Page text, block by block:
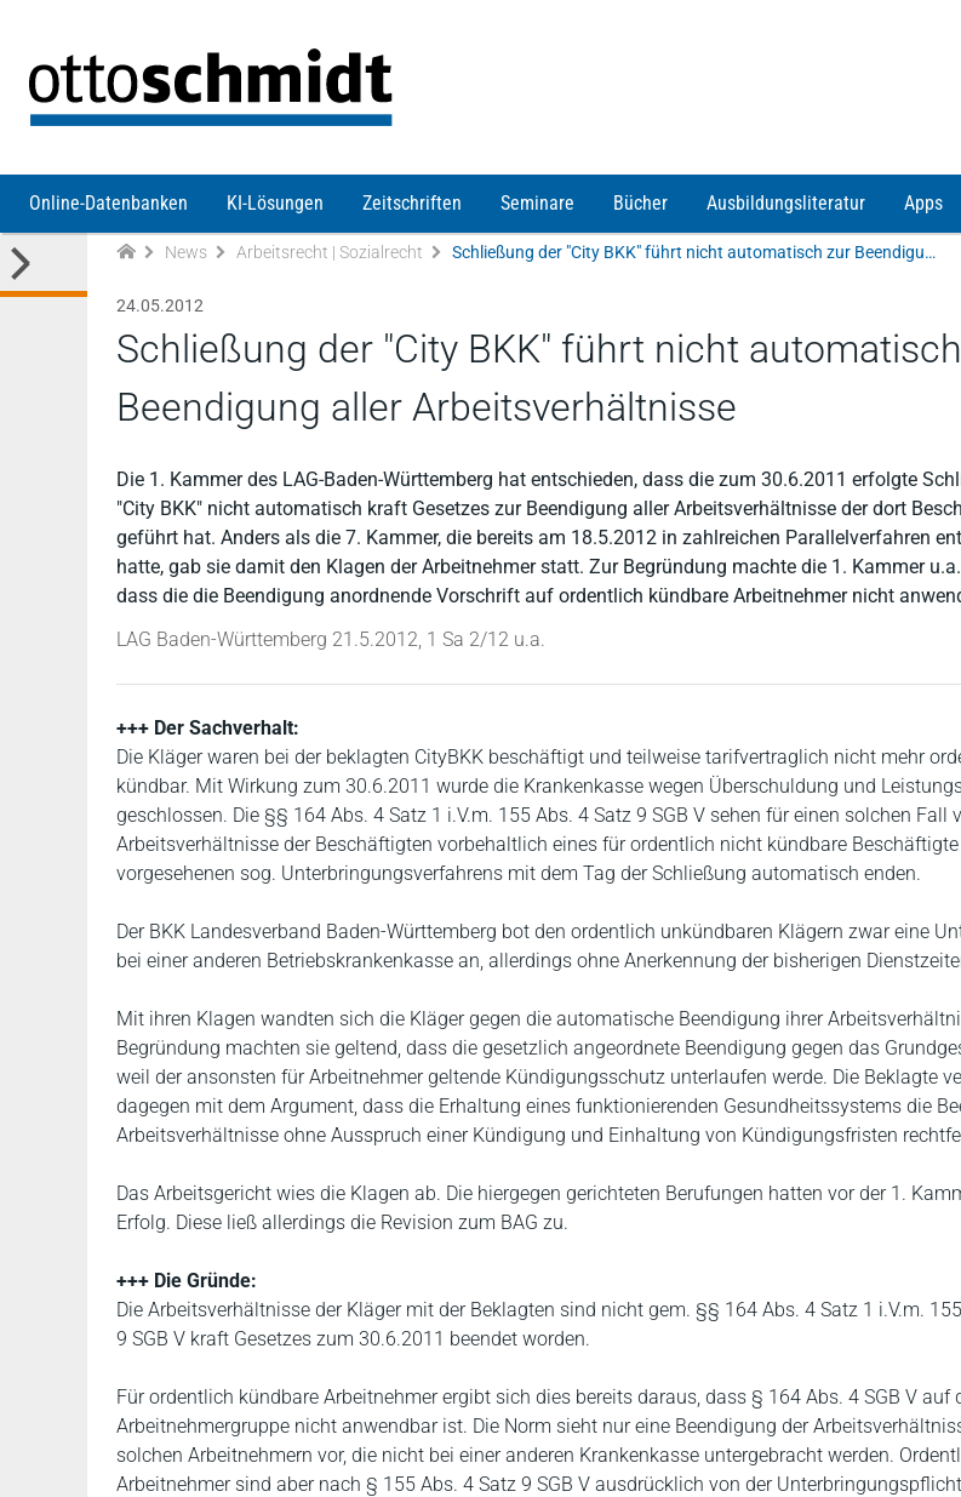
Online-Datenbanken KI-Lösungen Zeitschriften Seminare Bücher Ausbildungsliteratur Apps
News Arbeitsrecht | Sozialrecht Schließung der "City BKK" führt nicht automatisch zur Beendigung aller Arbeitsverhältnisse
24.05.2012
Schließung der "City BKK" führt nicht
Beendigung aller Arbeitsverhältnisse
Die 1. Kammer des LAG-Baden-Württemberg hat entschieden, dass die zum 30.6.2011 erfolgte
"City BKK" nicht automatisch kraft Gesetzes zur Beendigung aller Arbeitsverhältnisse der dort
geführt hat. Anders als die 7. Kammer, die bereits am 18.5.2012 in zahlreichen Parallelverfahren
hatte, gab sie damit den Klagen der Arbeitnehmer statt. Zur Begründung machte die 1. Kammer
dass die die Beendigung anordnende Vorschrift auf ordentlich kündbare Arbeitnehmer nicht
LAG Baden-Württemberg 21.5.2012, 1 Sa 2/12 u.a.
+++ Der Sachverhalt:
Die Kläger waren bei der beklagten CityBKK beschäftigt und teilweise tarifvertraglich nicht mehr
kündbar. Mit Wirkung zum 30.6.2011 wurde die Krankenkasse wegen Überschuldung und
geschlossen. Die §§ 164 Abs. 4 Satz 1 i.V.m. 155 Abs. 4 Satz 9 SGB V sehen für einen solchen Fall
Arbeitsverhältnisse der Beschäftigten vorbehaltlich eines für ordentlich nicht kündbare Beschäftigte
vorgesehenen sog. Unterbringungsverfahrens mit dem Tag der Schließung automatisch enden.
Der BKK Landesverband Baden-Württemberg bot den ordentlich unkündbaren Klägern zwar eine
bei einer anderen Betriebskrankenkasse an, allerdings ohne Anerkennung der bisherigen
Mit ihren Klagen wandten sich die Kläger gegen die automatische Beendigung ihrer
Begründung machten sie geltend, dass die gesetzlich angeordnete Beendigung gegen das
weil der ansonsten für Arbeitnehmer geltende Kündigungsschutz unterlaufen werde. Die Beklagte
dagegen mit dem Argument, dass die Erhaltung eines funktionierenden Gesundheitssystems die
Arbeitsverhältnisse ohne Ausspruch einer Kündigung und Einhaltung von Kündigungsfristen
Das Arbeitsgericht wies die Klagen ab. Die hiergegen gerichteten Berufungen hatten vor der 1.
Erfolg. Diese ließ allerdings die Revision zum BAG zu.
+++ Die Gründe:
Die Arbeitsverhältnisse der Kläger mit der Beklagten sind nicht gem. §§ 164 Abs. 4 Satz 1 i.V.m.
9 SGB V kraft Gesetzes zum 30.6.2011 beendet worden.
Für ordentlich kündbare Arbeitnehmer ergibt sich dies bereits daraus, dass § 164 Abs. 4 SGB V auf
Arbeitnehmergruppe nicht anwendbar ist. Die Norm sieht nur eine Beendigung der
solchen Arbeitnehmern vor, die nicht bei einer anderen Krankenkasse untergebracht werden.
Arbeitnehmer sind aber nach § 155 Abs. 4 Satz 9 SGB V ausdrücklich von der Unterbringungspflicht